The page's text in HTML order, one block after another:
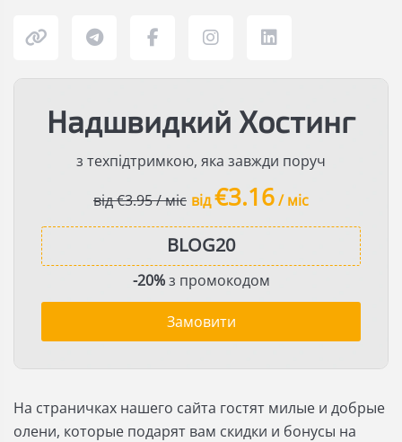
Надшвидкий Хостинг
з техпідтримкою, яка завжди поруч
від €3.95 / міс від€3.16/ міс
-20%з промокодом
Замовити
На страничках нашего сайта гостят милые и добрые
олени, которые подарят вам скидки и бонусы на